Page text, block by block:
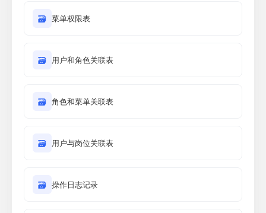
🗃 菜单权限表
🗃 用户和角色关联表
🗃 角色和菜单关联表
🗃 用户与岗位关联表
🗃 操作日志记录